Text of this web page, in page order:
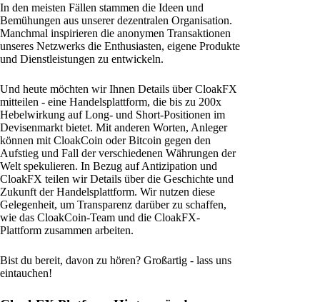
In den meisten Fällen stammen die Ideen und
Bemühungen aus unserer dezentralen Organisation.
Manchmal inspirieren die anonymen Transaktionen
unseres Netzwerks die Enthusiasten, eigene Produkte
und Dienstleistungen zu entwickeln.
Und heute möchten wir Ihnen Details über CloakFX
mitteilen - eine Handelsplattform, die bis zu 200x
Hebelwirkung auf Long- und Short-Positionen im
Devisenmarkt bietet. Mit anderen Worten, Anleger
können mit CloakCoin oder Bitcoin gegen den
Aufstieg und Fall der verschiedenen Währungen der
Welt spekulieren. In Bezug auf Antizipation und
CloakFX teilen wir Details über die Geschichte und
Zukunft der Handelsplattform. Wir nutzen diese
Gelegenheit, um Transparenz darüber zu schaffen,
wie das CloakCoin-Team und die CloakFX-
Plattform zusammen arbeiten.
Bist du bereit, davon zu hören? Großartig - lass uns
eintauchen!